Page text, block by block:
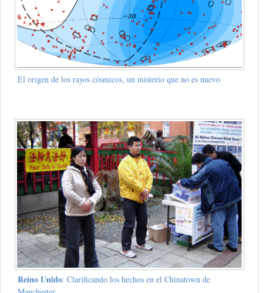
El origen de los rayos cósmicos, un misterio que no es nuevo
Reino Unido: Clarificando los hechos en el Chinatown de